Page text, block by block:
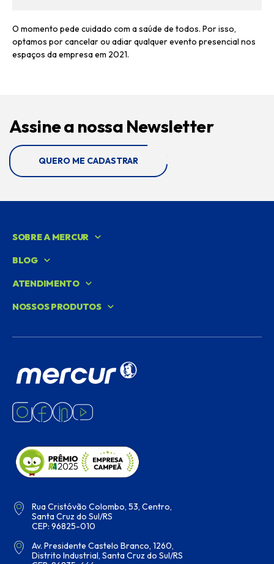
O momento pede cuidado com a saúde de todos. Por isso,
optamos por cancelar ou adiar qualquer evento presencial nos
espaços da empresa em 2021.
Assine a nossa Newsletter
QUERO ME CADASTRAR
SOBRE A MERCUR
BLOG
ATENDIMENTO
NOSSOS PRODUTOS
Rua Cristóvão Colombo, 53, Centro,
Santa Cruz do Sul/RS
CEP: 96825-010
Av. Presidente Castelo Branco, 1260,
Distrito Industrial, Santa Cruz do Sul/RS